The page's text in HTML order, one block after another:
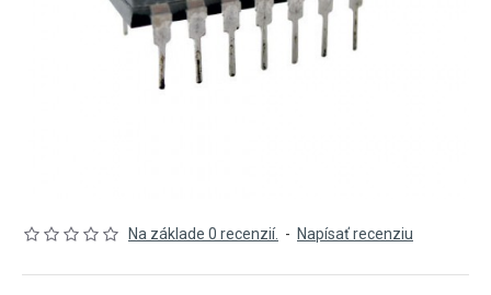
Na základe 0 recenzií. - Napísať recenziu